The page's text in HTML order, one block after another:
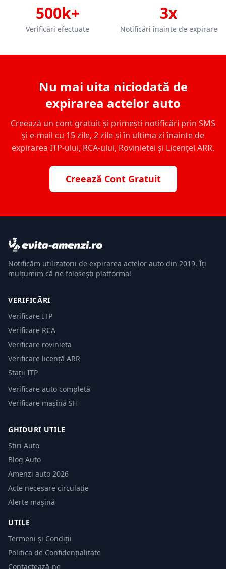
500k+
Verificări efectuate
3x
Notificări înainte de expirare
Nu mai uita niciodată de
expirarea actelor auto
Creează un cont gratuit și primești notificări prin SMS
și e-mail cu 15 zile, 2 zile și în ultima zi înainte de
expirarea ITP-ului, RCA-ului, Rovinietei și Licenței ARR.
Creează Cont Gratuit
Notificăm utilizatorii de expirarea actelor auto din 2019. Îți
mulțumim că ne folosești platforma!
VERIFICĂRI
Verificare ITP
Verificare RCA
Verificare rovinieta
Verificare licență ARR
Stații ITP
Verificare auto completă
Verificare mașină SH
GHIDURI UTILE
Știri Auto
Blog Auto
Amenzi auto 2026
Acte necesare circulație
Alerte mașină
UTILE
Termeni și Condiții
Politica de Confidențialitate
Contactează-ne